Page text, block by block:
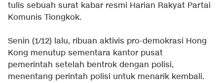
tulis sebuah surat kabar resmi Harian Rakyat Partai
Komunis Tiongkok.
Senin (1/12) lalu, ribuan aktivis pro-demokrasi Hong
Kong menutup sementara kantor pusat
pemerintah setelah bentrok dengan polisi,
menentang perintah polisi untuk menarik kembali.